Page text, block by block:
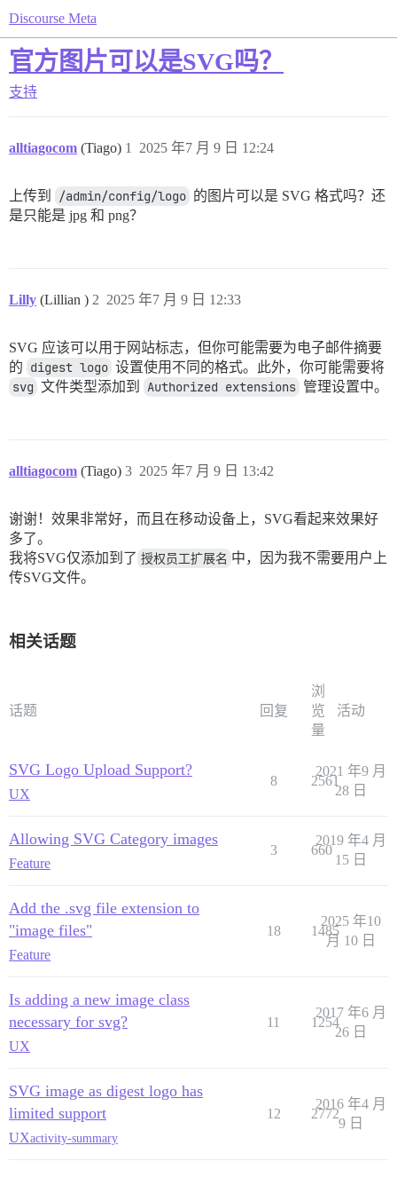
Discourse Meta
官方图片可以是SVG吗？
支持
alltiagocom (Tiago) 2025 年7 月 9 日 12:24
1
上传到 /admin/config/logo 的图片可以是 SVG 格式吗？还
是只能是 jpg 和 png？
Lilly (Lillian ) 2025 年7 月 9 日 12:33
2
SVG 应该可以用于网站标志，但你可能需要为电子邮件摘要
的 digest logo 设置使用不同的格式。此外，你可能需要将
svg 文件类型添加到 Authorized extensions 管理设置中。
alltiagocom (Tiago) 2025 年7 月 9 日 13:42
3
谢谢！效果非常好，而且在移动设备上，SVG看起来效果好
多了。
我将SVG仅添加到了 授权员工扩展名 中，因为我不需要用户上
传SVG文件。
相关话题
话题 回复
浏
览
量
活动
SVG Logo Upload Support?
UX
8 2561
2021 年9 月
28 日
Allowing SVG Category images
Feature
3 660
2019 年4 月
15 日
Add the .svg file extension to
"image files"
Feature
18 1485
2025 年10
月 10 日
Is adding a new image class
necessary for svg?
UX
11 1254
2017 年6 月
26 日
SVG image as digest logo has
limited support
UXactivity-summary
12 2772
2016 年4 月
9 日